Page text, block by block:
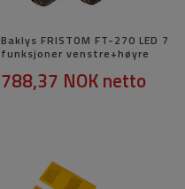
Baklys FRISTOM FT-270 LED 7
funksjoner venstre+høyre
788,37 NOKnetto